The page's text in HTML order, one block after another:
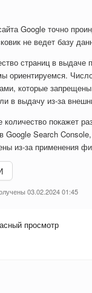
Google точно
не ведет базу
страниц в выдаче
ориентируемся.
которые
в выдачу из-за
количество покажет
Google Search
из-за применения
03.02.2024 01:45
просмотр